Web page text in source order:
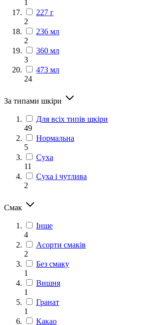
1
227 г
2
236 мл
2
360 мл
3
473 мл
24
За типами шкіри
Для всіх типів шкіри
49
Нормальна
5
Суха
11
Суха і чутлива
2
Смак
Інше
4
Асорти смаків
2
Без смаку
1
Вишня
1
Гранат
1
Какао